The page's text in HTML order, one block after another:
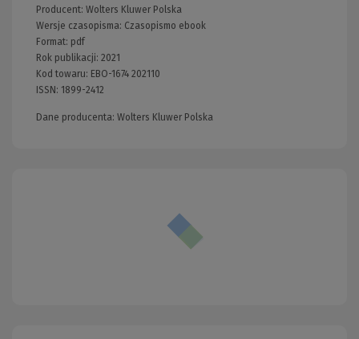
Producent: Wolters Kluwer Polska
Wersje czasopisma: Czasopismo ebook
Format: pdf
Rok publikacji: 2021
Kod towaru: EBO-1674 202110
ISSN: 1899-2412
Dane producenta: Wolters Kluwer Polska